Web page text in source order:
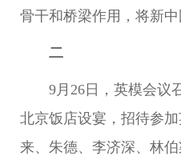
骨干和桥梁作用，将新中
二
9月26日，英模会议
北京饭店设宴，招待参
来、朱德、李济深、林伯